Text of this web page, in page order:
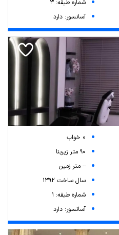
شماره طبقه: 3
آسانسور: دارد
0 خواب
90 متر زیربنا
-- متر زمین
سال ساخت 1392
شماره طبقه: 1
آسانسور: دارد